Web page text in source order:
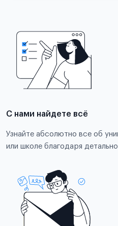
С нами найдете всё
Узнайте абсолютно все об
или школе благодаря